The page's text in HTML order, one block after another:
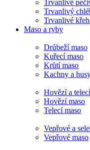
Trvanlivé
Trvanlivý
Trvanlivé
Maso a ryby
Drůbeží maso
Kuřecí maso
Krůtí maso
Kachny a
Hovězí a telecí
Hovězí maso
Telecí maso
Vepřové a
Vepřové maso